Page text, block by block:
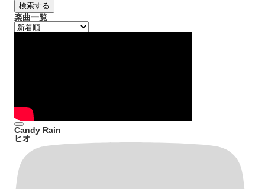
検索する
楽曲一覧
Candy Rain
ヒオ